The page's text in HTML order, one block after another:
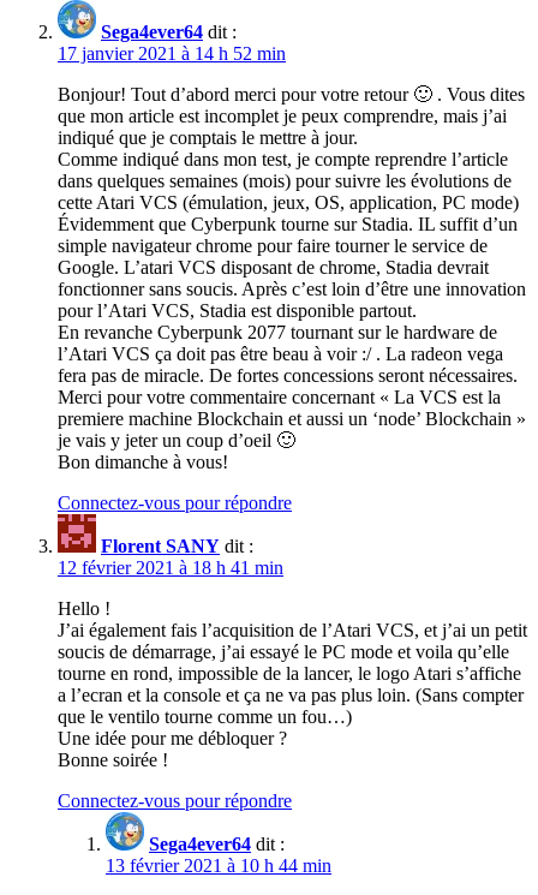
Sega4ever64 dit :
17 janvier 2021 à 14 h 52 min
Bonjour! Tout d’abord merci pour votre retour 🙂 . Vous dites
que mon article est incomplet je peux comprendre, mais j’ai
indiqué que je comptais le mettre à jour.
Comme indiqué dans mon test, je compte reprendre l’article
dans quelques semaines (mois) pour suivre les évolutions de
cette Atari VCS (émulation, jeux, OS, application, PC mode)
Évidemment que Cyberpunk tourne sur Stadia. IL suffit d’un
simple navigateur chrome pour faire tourner le service de
Google. L’atari VCS disposant de chrome, Stadia devrait
fonctionner sans soucis. Après c’est loin d’être une innovation
pour l’Atari VCS, Stadia est disponible partout.
En revanche Cyberpunk 2077 tournant sur le hardware de
l’Atari VCS ça doit pas être beau à voir :/ . La radeon vega
fera pas de miracle. De fortes concessions seront nécessaires.
Merci pour votre commentaire concernant « La VCS est la
premiere machine Blockchain et aussi un ‘node’ Blockchain »
je vais y jeter un coup d’oeil 🙂
Bon dimanche à vous!
Connectez-vous pour répondre
Florent SANY dit :
12 février 2021 à 18 h 41 min
Hello !
J’ai également fais l’acquisition de l’Atari VCS, et j’ai un petit
soucis de démarrage, j’ai essayé le PC mode et voila qu’elle
tourne en rond, impossible de la lancer, le logo Atari s’affiche
a l’ecran et la console et ça ne va pas plus loin. (Sans compter
que le ventilo tourne comme un fou…)
Une idée pour me débloquer ?
Bonne soirée !
Connectez-vous pour répondre
Sega4ever64 dit :
13 février 2021 à 10 h 44 min